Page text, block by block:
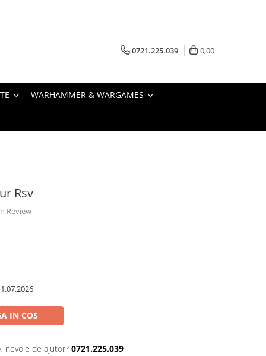
0721.225.039 0,00
WARHAMMER & WARGAMES
Rsv
Review
IN COS
nevoie de ajutor? 0721.225.039